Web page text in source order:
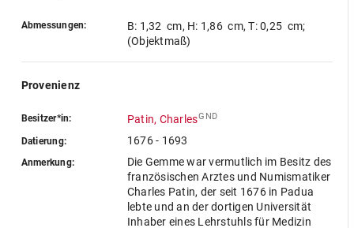
Abmessungen: B: 1,32 cm, H: 1,86 cm,T: 0,25 cm;
(Objektmaß)
Provenienz
Besitzer*in: Patin, CharlesGND
Datierung: 1676 - 1693
Anmerkung:
Die Gemme war vermutlich im Besitz des
französischen Arztes und Numismatiker
Charles Patin, der seit 1676 in Padua
lebte und an der dortigen Universität
Inhaber eines Lehrstuhls für Medizin